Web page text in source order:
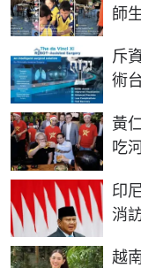
師
斥
術
黃
吃
印
消
越